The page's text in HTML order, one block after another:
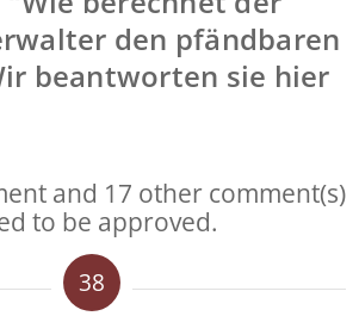
den pfändbaren
beantworten sie hier
and 17 other comment(s)
to be approved.
38